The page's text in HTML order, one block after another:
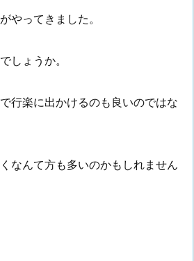
やってきました。
しょうか。
行楽に出かけるのも良いのではな
なんて方も多いのかもしれません